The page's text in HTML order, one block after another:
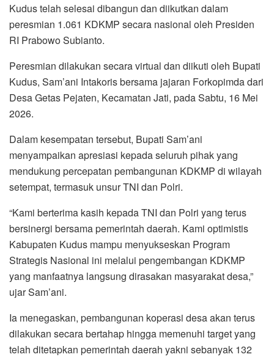
Kudus telah selesai dibangun dan diikutkan dalam
peresmian 1.061 KDKMP secara nasional oleh Presiden
RI Prabowo Subianto.
Peresmian dilakukan secara virtual dan diikuti oleh Bupati
Kudus, Sam’ani Intakoris bersama jajaran Forkopimda dari
Desa Getas Pejaten, Kecamatan Jati, pada Sabtu, 16 Mei
2026.
Dalam kesempatan tersebut, Bupati Sam’ani
menyampaikan apresiasi kepada seluruh pihak yang
mendukung percepatan pembangunan KDKMP di wilayah
setempat, termasuk unsur TNI dan Polri.
“Kami berterima kasih kepada TNI dan Polri yang terus
bersinergi bersama pemerintah daerah. Kami optimistis
Kabupaten Kudus mampu menyukseskan Program
Strategis Nasional ini melalui pengembangan KDKMP
yang manfaatnya langsung dirasakan masyarakat desa,”
ujar Sam’ani.
Ia menegaskan, pembangunan koperasi desa akan terus
dilakukan secara bertahap hingga memenuhi target yang
telah ditetapkan pemerintah daerah yakni sebanyak 132